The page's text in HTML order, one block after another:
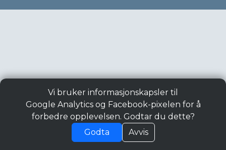
Vi bruker informasjonskapsler til
Google Analytics og Facebook-pixelen for å
forbedre opplevelsen. Godtar du dette?
Godta
Avvis